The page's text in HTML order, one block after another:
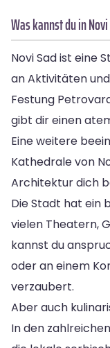
Was kannst du in
Novi Sad ist eine
an Aktivitäten
Festung
gibt dir einen
Eine weitere
Kathedrale von
Architektur dich
Die Stadt hat ein
vielen Theatern,
kannst du
oder an einem
verzaubert.
Aber auch
In den